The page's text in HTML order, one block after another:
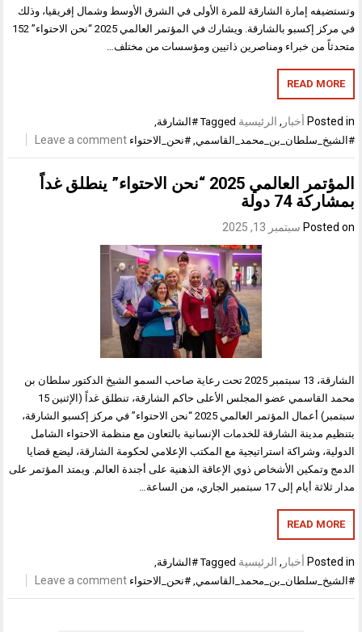
وتستضيفه إمارة الشارقة للمرة الأولى في الشرق الأوسط وشمال إفريقيا، وذلك
في مركز إكسبو بالشارقة. ويشارك في المؤتمر العالمي 2025 “نحن الاحتواء” 152
متحدثاً من خبراء ومناصرين ذاتيين ومؤسسات من مختلف…
READ MORE
Posted in أخبار , الرئيسية Tagged #الشارقة,
#الشيخ_سلطان_بن_محمد_القاسمي,#نحن_الاحتواء Leave a comment
المؤتمر العالمي 2025 “نحن الاحتواء” ينطلق غداً
بمشاركة 74 دولة
Posted on سبتمبر 13, 2025
الشارقة، 13 سبتمبر 2025 تحت رعاية صاحب السمو الشيخ الدكتور سلطان بن
محمد القاسمي عضو المجلس الأعلى حاكم الشارقة، تنطلق غداً (الإثنين 15
سبتمبر) أعمال المؤتمر العالمي 2025 “نحن الاحتواء” في مركز إكسبو الشارقة،
بتنظيم مدينة الشارقة للخدمات الإنسانية بالتعاون مع منظمة الاحتواء الشامل
الدولية، وشراكة استراتيجية مع المكتب الإعلامي لحكومة الشارقة، ليضع قضايا
الدمج وتمكين الأشخاص ذوي الإعاقة الذهنية على أجندة العالم. ويمتد المؤتمر على
مدار ثلاثة أيام إلى 17 سبتمبر الجاري، من الساعة…
READ MORE
Posted in أخبار , الرئيسية Tagged #الشارقة
#الشيخ_سلطان_بن_محمد_القاسمي ,#نحن_الاحتواء Leave a comment